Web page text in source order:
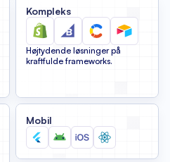
Kompleks
Højtydende løsninger på
kraftfulde frameworks.
Mobil